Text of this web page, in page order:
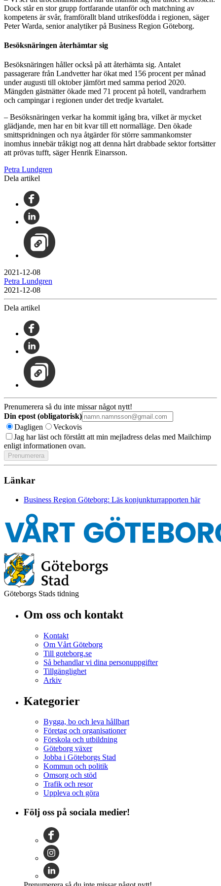
Dock står en stor grupp fortfarande utanför och matchning av
kompetens är svår, framförallt bland utrikesfödda i regionen, säger
Peter Warda, senior analytiker på Business Region Göteborg.
Besöksnäringen återhämtar sig
Besöksnäringen håller också på att återhämta sig. Antalet
passagerare från Landvetter har ökat med 156 procent per månad
under augusti till oktober jämfört med samma period 2020.
Mängden gästnätter ökade med 71 procent på hotell, vandrarhem
och campingar i regionen under det tredje kvartalet.
– Besöksnäringen verkar ha kommit igång bra, vilket är mycket
glädjande, men har en bit kvar till ett normalläge. Den ökade
smittspridningen och nya åtgärder för större sammankomster
inomhus innebär tråkigt nog att denna hårt drabbade sektor fortsätter
att prövas tufft, säger Henrik Einarsson.
Petra Lundgren
Dela artikel
2021-12-08
Petra Lundgren
2021-12-08
Dela artikel
Prenumerera så du inte missar något nytt!
Din epost (obligatorisk)
Dagligen
Veckovis
Jag har läst och förstått att min mejladress delas med Mailchimp
enligt informationen ovan.
Länkar
Business Region Göteborg: Läs konjunkturrapporten här
Göteborgs Stads tidning
Om oss och kontakt
Kontakt
Om Vårt Göteborg
Till goteborg.se
Så behandlar vi dina personuppgifter
Tillgänglighet
Arkiv
Kategorier
Bygga, bo och leva hållbart
Företag och organisationer
Förskola och utbildning
Göteborg växer
Jobba i Göteborgs Stad
Kommun och politik
Omsorg och stöd
Trafik och resor
Uppleva och göra
Följ oss på sociala medier!